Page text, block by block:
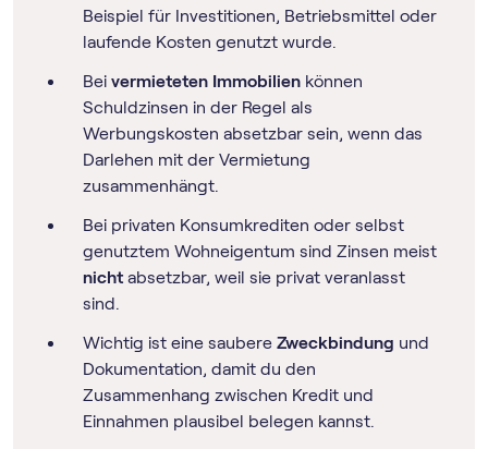
Beispiel für Investitionen, Betriebsmittel oder
laufende Kosten genutzt wurde.
Bei vermieteten Immobilien können
Schuldzinsen in der Regel als
Werbungskosten absetzbar sein, wenn das
Darlehen mit der Vermietung
zusammenhängt.
Bei privaten Konsumkrediten oder selbst
genutztem Wohneigentum sind Zinsen meist
nicht absetzbar, weil sie privat veranlasst
sind.
Wichtig ist eine saubere Zweckbindung und
Dokumentation, damit du den
Zusammenhang zwischen Kredit und
Einnahmen plausibel belegen kannst.